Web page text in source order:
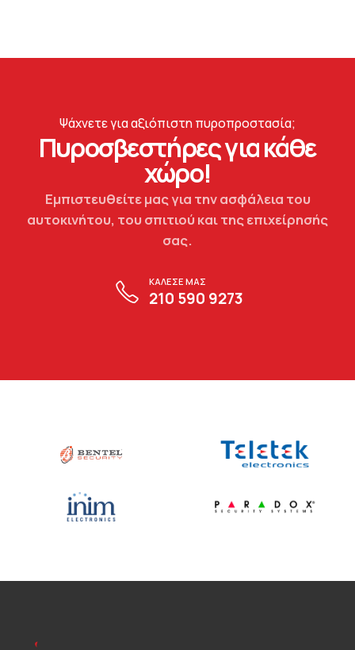
Ψάχνετε για αξιόπιστη πυροπροστασία;
Πυροσβεστήρες για κάθε
χώρο!
Εμπιστευθείτε μας για την ασφάλεια του
αυτοκινήτου, του σπιτιού και της επιχείρησής
σας.
ΚΑΛΕΣΕ ΜΑΣ
210 590 9273